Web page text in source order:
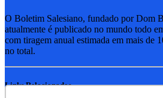
O Boletim Salesiano, fundado por Dom
atualmente é publicado no mundo todo
com tiragem anual estimada em mais de
no total.
Links Relacionados